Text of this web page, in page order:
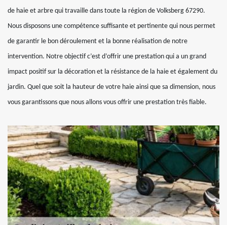
de haie et arbre qui travaille dans toute la région de Volksberg 67290.
Nous disposons une compétence suffisante et pertinente qui nous permet
de garantir le bon déroulement et la bonne réalisation de notre
intervention. Notre objectif c’est d’offrir une prestation qui a un grand
impact positif sur la décoration et la résistance de la haie et également du
jardin. Quel que soit la hauteur de votre haie ainsi que sa dimension, nous
vous garantissons que nous allons vous offrir une prestation très fiable.